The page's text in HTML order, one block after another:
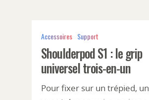
Accessoires Support
Shoulderpod S1 : le grip
universel trois-en-un
Pour fixer sur un trépied, un